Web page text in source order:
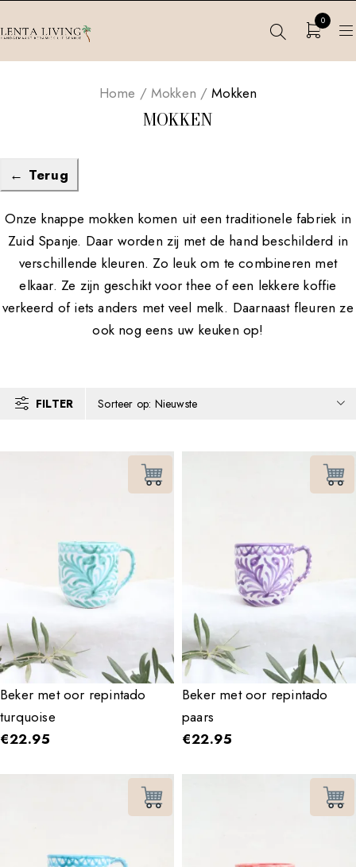
0
MOKKEN
Home / Mokken / Mokken
← Terug
Onze knappe mokken komen uit een traditionele fabriek in
Zuid Spanje. Daar worden zij met de hand beschilderd in
verschillende kleuren. Zo leuk om te combineren met
elkaar. Ze zijn geschikt voor thee of een lekkere koffie
verkeerd of iets anders met veel melk. Daarnaast fleuren ze
ook nog eens uw keuken op!
FILTER Sorteer op: Nieuwste
Beker met oor repintado
turquoise
€22.95
Beker met oor repintado
paars
€22.95